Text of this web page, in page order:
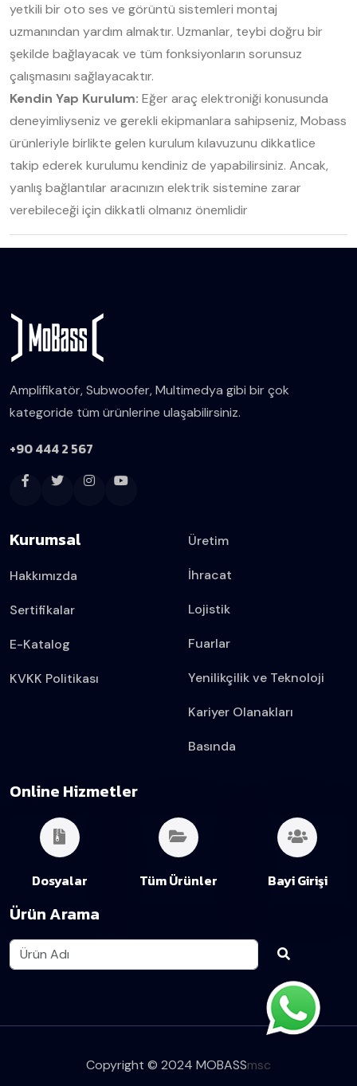
yetkili bir oto ses ve görüntü sistemleri montaj
uzmanından yardım almaktır. Uzmanlar, teybi doğru bir
şekilde bağlayacak ve tüm fonksiyonların sorunsuz
çalışmasını sağlayacaktır.
Kendin Yap Kurulum: Eğer araç elektroniği konusunda
deneyimliyseniz ve gerekli ekipmanlara sahipseniz, Mobass
ürünleriyle birlikte gelen kurulum kılavuzunu dikkatlice
takip ederek kurulumu kendiniz de yapabilirsiniz. Ancak,
yanlış bağlantılar aracınızın elektrik sistemine zarar
verebileceği için dikkatli olmanız önemlidir
Amplifikatör, Subwoofer, Multimedya gibi bir çok
kategoride tüm ürünlerine ulaşabilirsiniz.
+90 444 2 567
Kurumsal
Hakkımızda
Sertifikalar
E-Katalog
KVKK Politikası
Üretim
İhracat
Lojistik
Fuarlar
Yenilikçilik ve Teknoloji
Kariyer Olanakları
Basında
Online Hizmetler
Dosyalar Tüm Ürünler Bayi Girişi
Ürün Arama
Copyright © 2024 MOBASSmsc